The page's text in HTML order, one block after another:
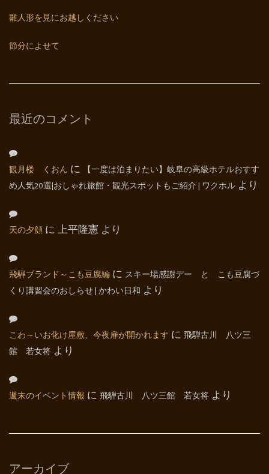
雛人形を見にお越しください
節分によせて
最近のコメント
観月楼 くおん に
【一度は泊まりたい】岐阜の高級ホテルおすす
め人気20選|おしゃれ旅館・観光スポットもご紹介 | ワクホル より
天の夕顔 に 上平隆憲 より
飛騨ブランド～こも豆腐編 に スキー場感謝デー と こも豆腐づ
くり講習会のおしらせ | かわい日和 より
こわ～いお化け屋敷、今夜扉が開かれます に 飛騨古川 八ツ三
館 若女将 より
週末のイベント情報 に 飛騨古川 八ツ三館 若女将 より
アーカイブ